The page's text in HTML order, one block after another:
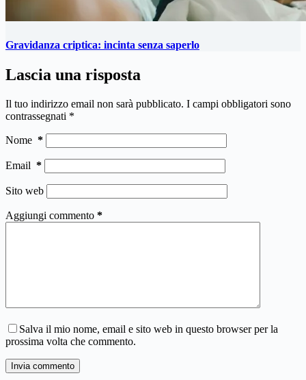
Gravidanza criptica: incinta senza saperlo
Lascia una risposta
Il tuo indirizzo email non sarà pubblicato. I campi obbligatori sono
contrassegnati *
Nome *
Email *
Sito web
Aggiungi commento *
Salva il mio nome, email e sito web in questo browser per la
prossima volta che commento.
Invia commento